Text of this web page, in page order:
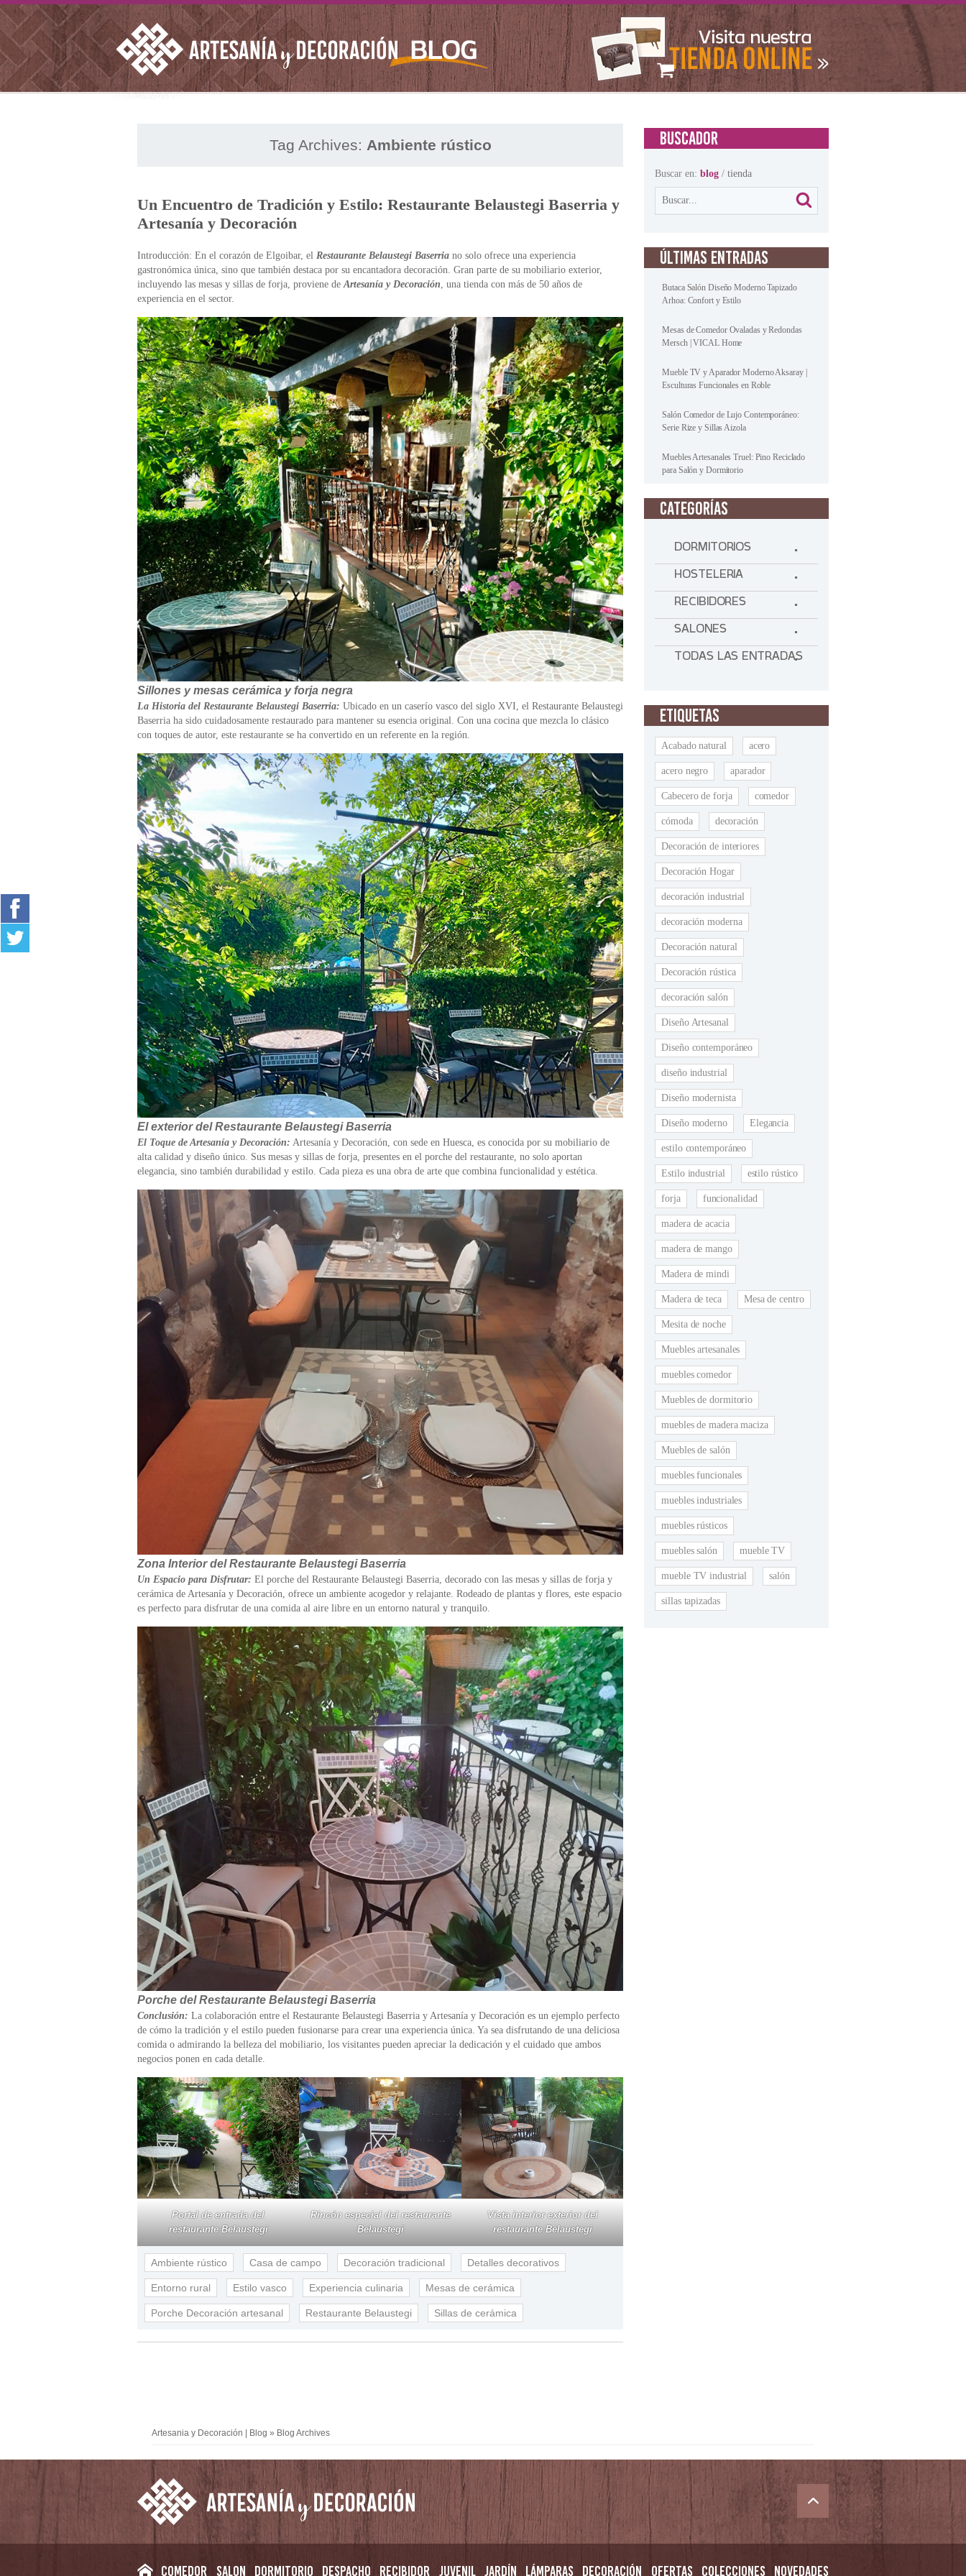
Tag Archives: Ambiente rústico
Un Encuentro de Tradición y Estilo: Restaurante Belaustegi Baserria y
Artesanía y Decoración
Introducción: En el corazón de Elgoibar, el Restaurante Belaustegi Baserria no solo ofrece una experiencia
gastronómica única, sino que también destaca por su encantadora decoración. Gran parte de su mobiliario exterior,
incluyendo las mesas y sillas de forja, proviene deArtesanía y Decoración, una tienda con más de 50 años de
experiencia en el sector.
Sillones y mesas cerámica y forja negra
La Historia del Restaurante Belaustegi Baserria: Ubicado en un caserío vasco del siglo XVI, el Restaurante Belaustegi
Baserria ha sido cuidadosamente restaurado para mantener su esencia original. Con una cocina que mezcla lo clásico
con toques de autor, este restaurante se ha convertido en un referente en la región.
El exterior del Restaurante Belaustegi Baserria
El Toque de Artesanía y Decoración: Artesanía y Decoración, con sede en Huesca, es conocida por su mobiliario de
alta calidad y diseño único. Sus mesas y sillas de forja, presentes en el porche del restaurante, no solo aportan
elegancia, sino también durabilidad y estilo. Cada pieza es una obra de arte que combina funcionalidad y estética.
Zona Interior del Restaurante Belaustegi Baserria
Un Espacio para Disfrutar: El porche del Restaurante Belaustegi Baserria, decorado con las mesas y sillas de forja y
cerámica de Artesanía y Decoración, ofrece un ambiente acogedor y relajante. Rodeado de plantas y flores, este espacio
es perfecto para disfrutar de una comida al aire libre en un entorno natural y tranquilo.
Porche del Restaurante Belaustegi Baserria
Conclusión: La colaboración entre el Restaurante Belaustegi Baserria y Artesanía y Decoración es un ejemplo perfecto
de cómo la tradición y el estilo pueden fusionarse para crear una experiencia única. Ya sea disfrutando de una deliciosa
comida o admirando la belleza del mobiliario, los visitantes pueden apreciar la dedicación y el cuidado que ambos
negocios ponen en cada detalle.
Portal de entrada del
restaurante Belaustegi
Rincón especial del restaurante
Belaustegi
Vista interior exterior del
restaurante Belaustegi
Ambiente rústico Casa de campo Decoración tradicional Detalles decorativos
Entorno rural Estilo vasco Experiencia culinaria Mesas de cerámica
Porche Decoración artesanal Restaurante Belaustegi Sillas de cerámica
BUSCADOR
Buscar en:blog /tienda
ÚLTIMAS ENTRADAS
Butaca Salón Diseño Moderno Tapizado
Arhoa: Confort y Estilo
Mesas de Comedor Ovaladas y Redondas
Mersch | VICAL Home
Mueble TV y Aparador Moderno Aksaray |
Esculturas Funcionales en Roble
Salón Comedor de Lujo Contemporáneo:
Serie Rize y Sillas Aizola
Muebles Artesanales Truel: Pino Reciclado
para Salón y Dormitorio
CATEGORÍAS
DORMITORIOS
HOSTELERIA
RECIBIDORES
SALONES
TODAS LAS ENTRADAS
ETIQUETAS
Acabado natural acero
acero negro aparador
Cabecero de forja comedor
cómoda decoración
Decoración de interiores
Decoración Hogar
decoración industrial
decoración moderna
Decoración natural
Decoración rústica
decoración salón
Diseño Artesanal
Diseño contemporáneo
diseño industrial
Diseño modernista
Diseño moderno Elegancia
estilo contemporáneo
Estilo industrial estilo rústico
forja funcionalidad
madera de acacia
madera de mango
Madera de mindi
Madera de teca Mesa de centro
Mesita de noche
Muebles artesanales
muebles comedor
Muebles de dormitorio
muebles de madera maciza
Muebles de salón
muebles funcionales
muebles industriales
muebles rústicos
muebles salón mueble TV
mueble TV industrial salón
sillas tapizadas
Artesania y Decoración | Blog » Blog Archives
Comedor Salon Dormitorio Despacho Recibidor Juvenil Jardín Lámparas Decoración Ofertas Colecciones Novedades